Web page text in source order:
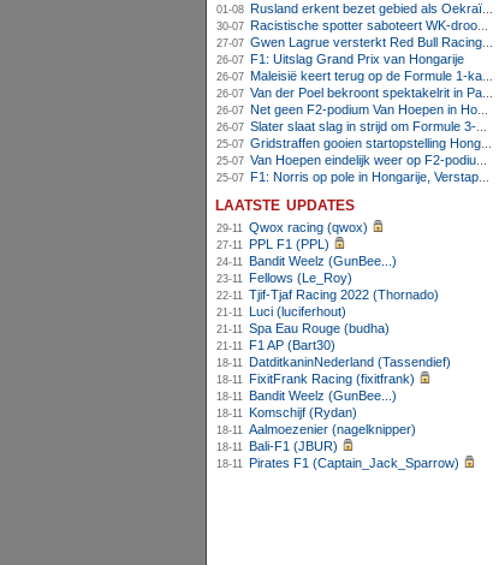
01-08 Rusland erkent bezet gebied als Oekraïens voor opheffing IOC-schorsing
30-07 Racistische spotter saboteert WK-droom van powerliftster
27-07 Gwen Lagrue versterkt Red Bull Racing vanaf 2027
26-07 F1: Uitslag Grand Prix van Hongarije
26-07 Maleisië keert terug op de Formule 1-kalender in 2026
26-07 Van der Poel bekroont spektakelrit in Parijs met nipte zege; eindzege Pogacar
26-07 Net geen F2-podium Van Hoepen in Hongarije, Leon maakt indruk
26-07 Slater slaat slag in strijd om Formule 3-kampioenschap op Hungaroring
25-07 Gridstraffen gooien startopstelling Hongaarse Grand Prix flink overhoop
25-07 Van Hoepen eindelijk weer op F2-podium, Mini wint sprintrace op Hungaroring
25-07 F1: Norris op pole in Hongarije, Verstappen zesde
laatste updates
29-11 Qwox racing (qwox)
27-11 PPL F1 (PPL)
24-11 Bandit Weelz (GunBee...)
23-11 Fellows (Le_Roy)
22-11 Tjif-Tjaf Racing 2022 (Thornado)
21-11 Luci (luciferhout)
21-11 Spa Eau Rouge (budha)
21-11 F1 AP (Bart30)
18-11 DatditkaninNederland (Tassendief)
18-11 FixitFrank Racing (fixitfrank)
18-11 Bandit Weelz (GunBee...)
18-11 Komschijf (Rydan)
18-11 Aalmoezenier (nagelknipper)
18-11 Bali-F1 (JBUR)
18-11 Pirates F1 (Captain_Jack_Sparrow)